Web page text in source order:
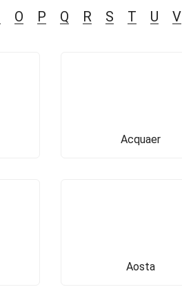
O P Q R S T U V
Acquaer
Aosta